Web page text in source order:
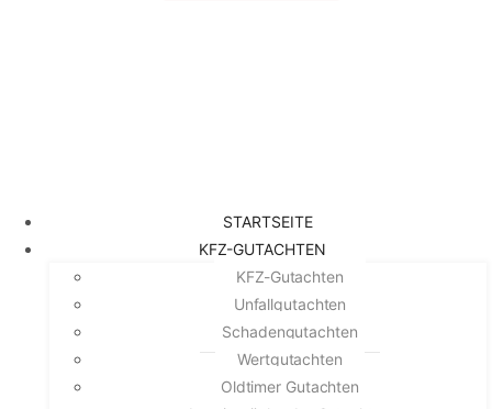
STARTSEITE
KFZ-GUTACHTEN
KFZ-Gutachten
Unfallgutachten
Schadengutachten
Wertgutachten
Oldtimer Gutachten